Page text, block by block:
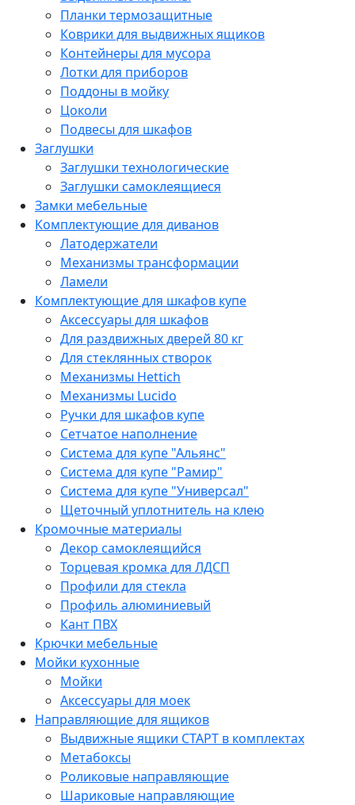
Планки термозащитные
Коврики для выдвижных ящиков
Контейнеры для мусора
Лотки для приборов
Поддоны в мойку
Цоколи
Подвесы для шкафов
Заглушки
Заглушки технологические
Заглушки самоклеящиеся
Замки мебельные
Комплектующие для диванов
Латодержатели
Механизмы трансформации
Ламели
Комплектующие для шкафов купе
Аксессуары для шкафов
Для раздвижных дверей 80 кг
Для стеклянных створок
Механизмы Hettich
Механизмы Lucido
Ручки для шкафов купе
Сетчатое наполнение
Система для купе "Альянс"
Система для купе "Рамир"
Система для купе "Универсал"
Щеточный уплотнитель на клею
Кромочные материалы
Декор самоклеящийся
Торцевая кромка для ЛДСП
Профили для стекла
Профиль алюминиевый
Кант ПВХ
Крючки мебельные
Мойки кухонные
Мойки
Аксессуары для моек
Направляющие для ящиков
Выдвижные ящики СТАРТ в комплектах
Метабоксы
Роликовые направляющие
Шариковые направляющие